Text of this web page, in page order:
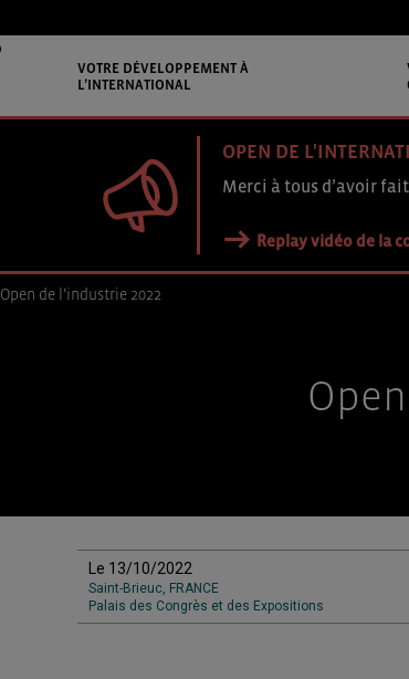
VOTRE DÉVELOPPEMENT À
L’INTERNATIONAL
OPEN DE
Merci à tous d’avoir
Replay vidéo de la
Open de l’industrie 2022
Le 13/10/2022
Saint-Brieuc, FRANCE
Palais des Congrès et des Expositions